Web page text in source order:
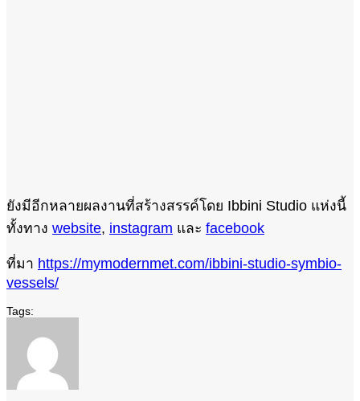
ยังมีอีกหลายผลงานที่สร้างสรรค์โดย Ibbini Studio แห่งนี้
ทั้งทาง website, instagram และ facebook
ที่มา https://mymodernmet.com/ibbini-studio-symbio-
vessels/